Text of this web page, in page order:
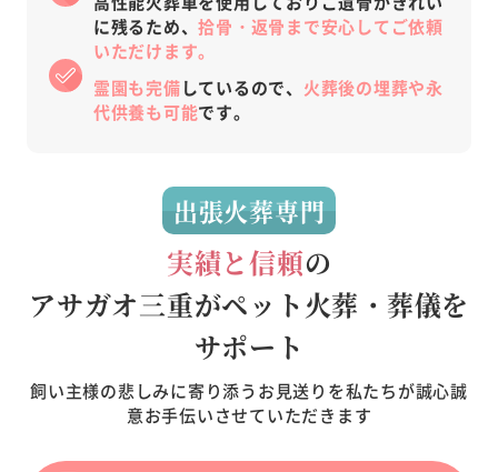
に残るため、拾骨・返骨まで安心してご依頼
いただけます。
霊園も完備しているので、 火葬後の埋葬や永
代供養も可能です。
出張火葬専門
実績と信頼の
アサガオ三重がペット火葬・葬儀を
サポート
飼い主様の悲しみに寄り添うお見送りを私たちが誠心誠
意お手伝いさせていただきます